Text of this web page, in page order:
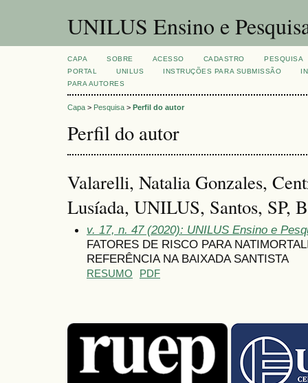
UNILUS Ensino e
CAPA SOBRE ACESSO CADASTRO
PESQUISA
PORTAL
UNILUS INSTRUÇÕES PARA SUBMISSÃO
PARA AUTORES
Capa > Pesquisa > Perfil do autor
Perfil do autor
Valarelli, Natalia Gonzales,
Lusíada, UNILUS, Santos, SP,
v. 17, n. 47 (2020): UNILUS Ensino e
FATORES DE RISCO PARA
REFERÊNCIA NA BAIXADA SANTISTA
RESUMO PDF